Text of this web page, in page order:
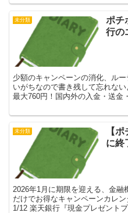
未分類
ポチ
行の
少額のキャンペーンの消化、ル
いがちなので書き残して忘れな
最大760円！国内外の入金・送金
未分類
【
に終
2026年1月に期限を迎える、金
だけでお得なキャンペーンカレ
1/12 楽天銀行『現金プレゼント